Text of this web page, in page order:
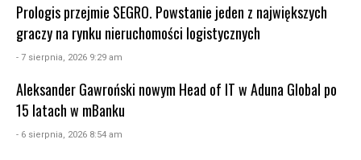
Prologis przejmie SEGRO. Powstanie jeden z największych
graczy na rynku nieruchomości logistycznych
- 7 sierpnia, 2026 9:29 am
Aleksander Gawroński nowym Head of IT w Aduna Global po
15 latach w mBanku
- 6 sierpnia, 2026 8:54 am